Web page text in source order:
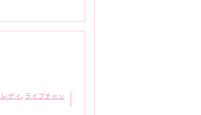
ディ
ライブチャッ